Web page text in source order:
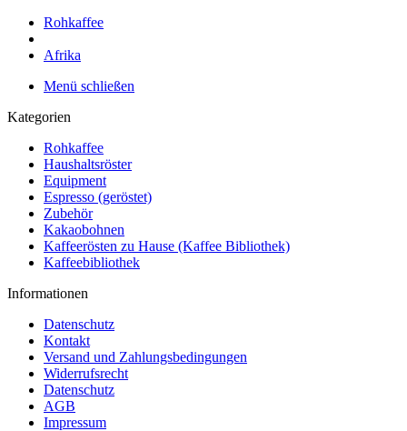
Rohkaffee
Afrika
Menü schließen
Kategorien
Rohkaffee
Haushaltsröster
Equipment
Espresso (geröstet)
Zubehör
Kakaobohnen
Kaffeerösten zu Hause (Kaffee Bibliothek)
Kaffeebibliothek
Informationen
Datenschutz
Kontakt
Versand und Zahlungsbedingungen
Widerrufsrecht
Datenschutz
AGB
Impressum